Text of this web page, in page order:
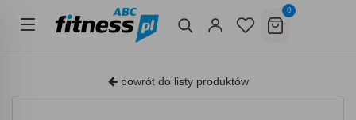
0
powrót do listy produktów